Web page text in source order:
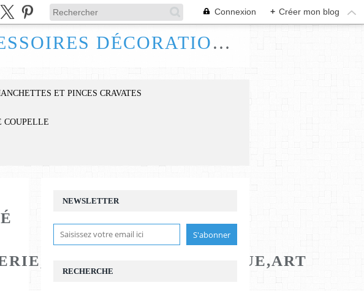
Connexion + Créer mon blog
FRANCE HANDI ART, BIJOUX ACCESSOIRES DÉCORATIONS
ET PINCES CRAVATES
COUPELLE
NEWSLETTER
RECHERCHE